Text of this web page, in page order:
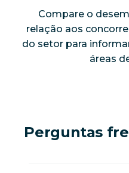
Compare o
relação aos
do setor para
áreas
Perguntas